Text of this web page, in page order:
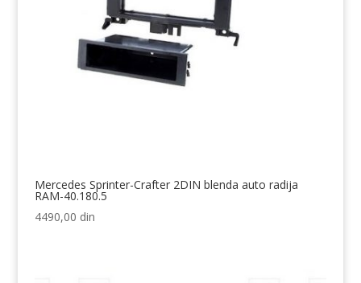
Mercedes Sprinter-Crafter 2DIN blenda auto radija
RAM-40.180.5
4490,00 din